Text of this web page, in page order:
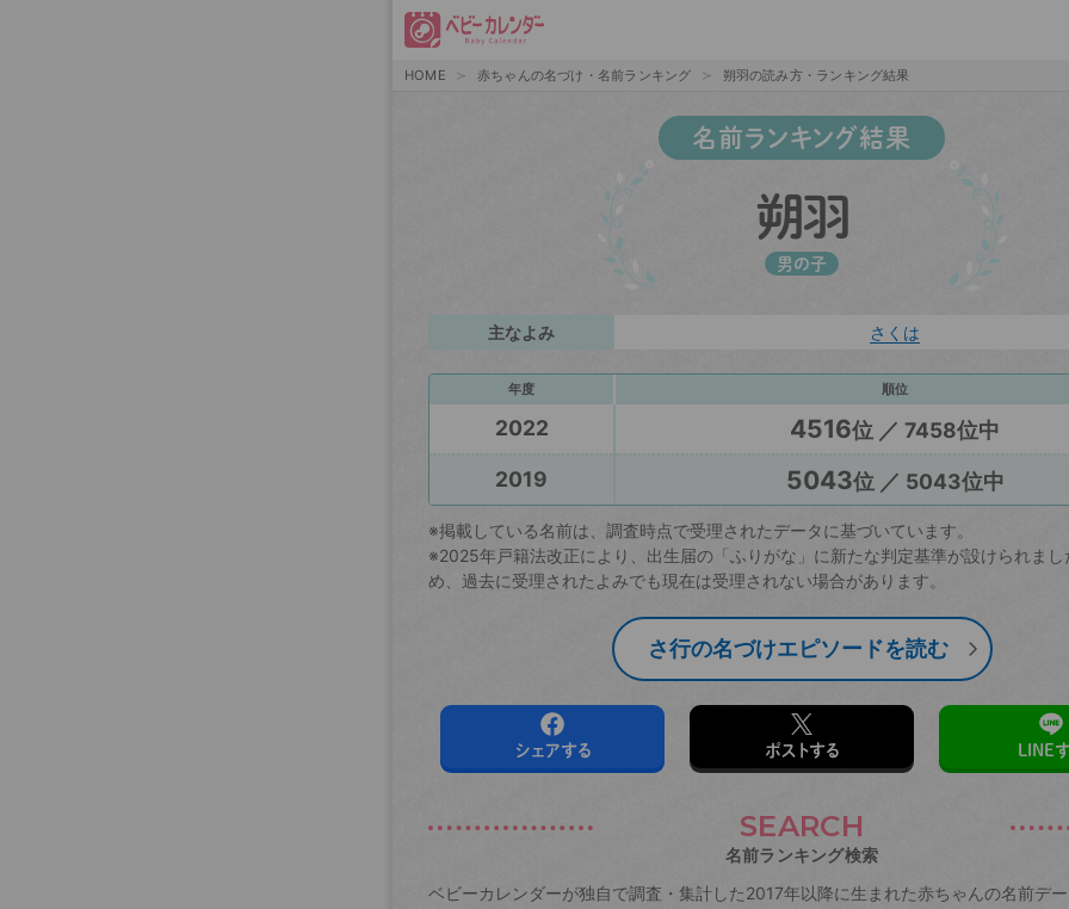
HOME 赤ちゃんの名づけ・名前ランキング 朔羽の読み方・ランキング結果
名前ランキング結果
朔羽
男の子
主なよみ さくは
年度 順位
2022 4516位 ／ 7458位中
2019
5043位 ／ 5043位中
※掲載している名前は、調査時点で受理されたデータに基づいています。
※2025年戸籍法改正により、出生届の「ふりがな」に新たな判定基準が設けられまし
め、過去に受理されたよみでも現在は受理されない場合があります。
さ行の名づけエピソードを読む
シェアする ポストする LINE
SEARCH
名前ランキング検索
ベビーカレンダーが独自で調査・集計した2017年以降に生まれた赤ちゃんの名前デ